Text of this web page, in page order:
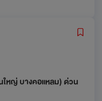
ใหญ่ บางคอแหลม) ด่วน